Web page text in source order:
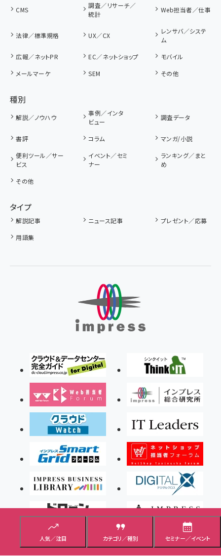
人気／注目 カテゴリ／種別 セミナー／イベント
CMS
調査／リサーチ／
統計
Web担当者／仕事
法律／標準規格 UX／CX
レンサバ／システ
ム
広報／ネットPR
EC／ネットショップ
モバイル
メールマーケ
SEM その他
種別
解説／ノウハウ
事例／インタ
ビュー
調査データ
書評 コラム
マンガ/小説
便利ツール／サー
ビス
イベント／セミ
ナー
ランキング／まと
め
その他
タイプ
解説記事 ニュース記事
プレゼント／応募
用語集